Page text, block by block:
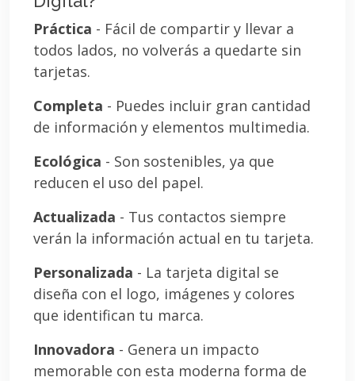
Práctica - Fácil de compartir y llevar a
todos lados, no volverás a quedarte sin
tarjetas.
Completa - Puedes incluir gran cantidad
de información y elementos multimedia.
Ecológica - Son sostenibles, ya que
reducen el uso del papel.
Actualizada - Tus contactos siempre
verán la información actual en tu tarjeta.
Personalizada - La tarjeta digital se
diseña con el logo, imágenes y colores
que identifican tu marca.
Innovadora - Genera un impacto
memorable con esta moderna forma de